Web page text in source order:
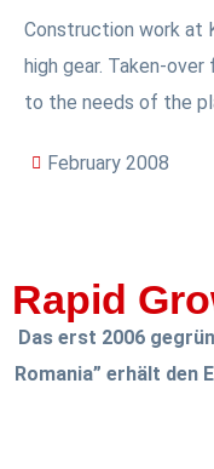
Construction work at
high gear. Taken-
to the needs of the
February 2008
Rapid
Das erst 2006
Romania” erhält den